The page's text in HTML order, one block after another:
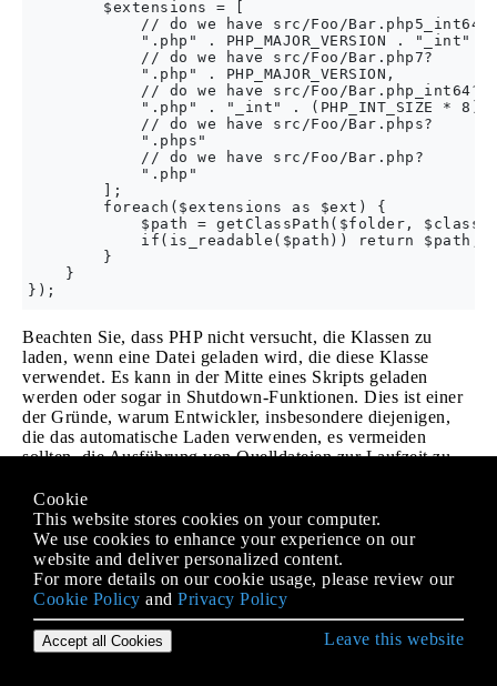
        $extensions = [
            // do we have src/Foo/Bar.php5_int64?
".php" . PHP_MAJOR_VERSION . "_int" .
            // do we have src/Foo/Bar.php7?
            ".php" . PHP_MAJOR_VERSION,
            // do we have src/Foo/Bar.php_int64?
            ".php" . "_int" . (PHP_INT_SIZE * 8),
            // do we have src/Foo/Bar.phps?
            ".phps"
            // do we have src/Foo/Bar.php?
            ".php"
        ];
        foreach($extensions as $ext) {
$path = getClassPath($folder,
            if(is_readable($path)) return $path;
        }
    }
Beachten Sie, dass PHP nicht versucht, die Klassen zu
laden, wenn eine Datei geladen wird, die diese Klasse
verwendet. Es kann in der Mitte eines Skripts geladen
werden oder sogar in Shutdown-Funktionen. Dies ist einer
der Gründe, warum Entwickler, insbesondere diejenigen,
die das automatische Laden verwenden, es vermeiden
sollten, die Ausführung von Quelldateien zur Laufzeit zu
Dynamische Bindung
Dynamische Bindung, auch bezeichnet als
überwiegendein Beispiel fürLaufzeit -Polymorphismus,
der auftritt , wenn mehrere Klassen verschiedene
Implementierungen des gleichen Verfahrens enthalten, aber
das Objekt , dass das Verfahren auf ist bis zur Laufzeit
Cookie
This website stores cookies on your computer.
We use cookies to enhance your experience on our
website and deliver personalized content.
For more details on our cookie usage, please review our
Cookie Policy and Privacy Policy
Accept all Cookies Leave this website